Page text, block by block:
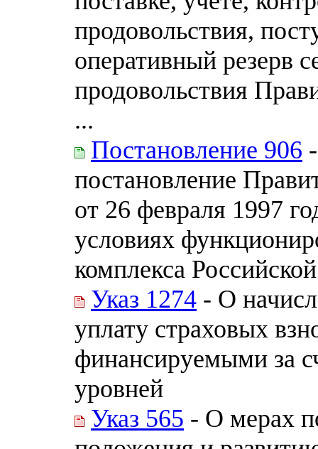
продовольствия,
оперативный резерв
продовольствия
...
Постановление 906
постановление
от 26 февраля 1997
условиях
комплекса
Указ 1274 - О
уплату страховых
финансируемыми за
уровней
Указ 565 - О мерах